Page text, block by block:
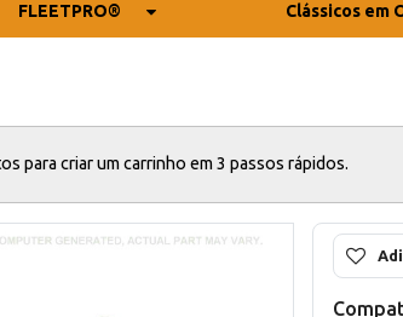
FLEETPRO® Clássicos em
para criar um carrinho em 3 passos rápidos.